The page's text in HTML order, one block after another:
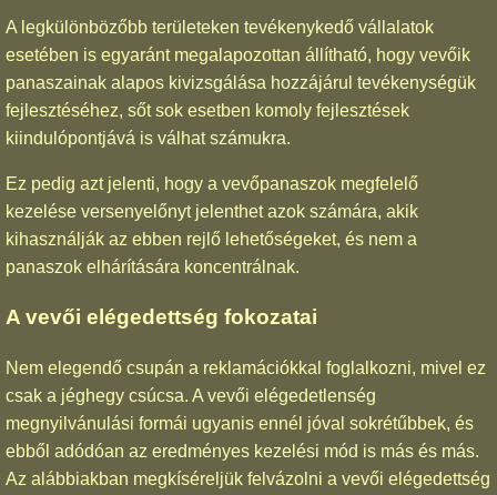
A legkülönbözőbb területeken tevékenykedő vállalatok
esetében is egyaránt megalapozottan állítható, hogy vevőik
panaszainak alapos kivizsgálása hozzájárul tevékenységük
fejlesztéséhez, sőt sok esetben komoly fejlesztések
kiindulópontjává is válhat számukra.
Ez pedig azt jelenti, hogy a vevőpanaszok megfelelő
kezelése versenyelőnyt jelenthet azok számára, akik
kihasználják az ebben rejlő lehetőségeket, és nem a
panaszok elhárítására koncentrálnak.
A vevői elégedettség fokozatai
Nem elegendő csupán a reklamációkkal foglalkozni, mivel ez
csak a jéghegy csúcsa. A vevői elégedetlenség
megnyilvánulási formái ugyanis ennél jóval sokrétűbbek, és
ebből adódóan az eredményes kezelési mód is más és más.
Az alábbiakban megkíséreljük felvázolni a vevői elégedettség